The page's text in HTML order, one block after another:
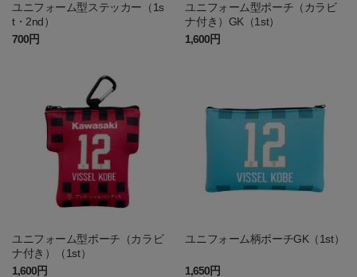
ユニフォーム型ステッカー（1s
t・2nd）
700円
ユニフォーム型ポーチ（カラビ
ナ付き）GK（1st）
1,600円
ユニフォーム型ポーチ（カラビ
ナ付き）（1st）
1,600円
ユニフォーム柄ポーチGK（1st）
1,650円